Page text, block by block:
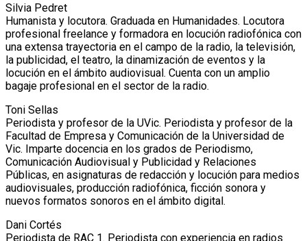
Silvia Pedret
Humanista y locutora. Graduada en Humanidades. Locutora
profesional freelance y formadora en locución radiofónica con
una extensa trayectoria en el campo de la radio, la televisión,
la publicidad, el teatro, la dinamización de eventos y la
locución en el ámbito audiovisual. Cuenta con un amplio
bagaje profesional en el sector de la radio.
Toni Sellas
Periodista y profesor de la UVic. Periodista y profesor de la
Facultad de Empresa y Comunicación de la Universidad de
Vic. Imparte docencia en los grados de Periodismo,
Comunicación Audiovisual y Publicidad y Relaciones
Públicas, en asignaturas de redacción y locución para medios
audiovisuales, producción radiofónica, ficción sonora y
nuevos formatos sonoros en el ámbito digital.
Dani Cortés
Periodista de RAC 1. Periodista con experiencia en radios